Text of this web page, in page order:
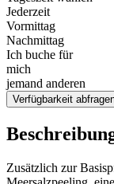
Jederzeit
Vormittag
Nachmittag
Ich buche für
mich
jemand anderen
Verfügbarkeit
Zusätzlich zur